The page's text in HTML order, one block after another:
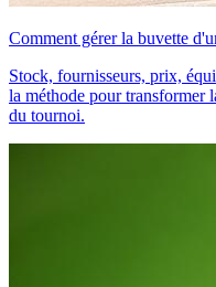
Comment gérer la buvette
Stock, fournisseurs, prix,
la méthode pour transformer
du tournoi.